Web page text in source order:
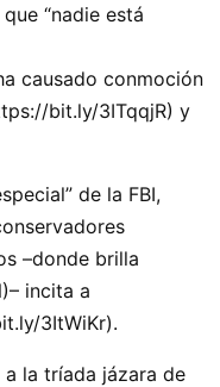
nadie está
causado conmoción
bit.ly/3ITqqjR) y
de la FBI,
–donde brilla
incita a
3ItWiKr).
a la tríada jázara de